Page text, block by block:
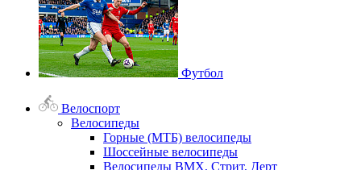
Футбол
Велоспорт
Велосипеды
Горные (МТБ) велосипеды
Шоссейные велосипеды
Велосипеды BMX, Стрит, Дерт